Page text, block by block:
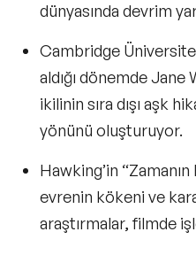
dünyasında devrim
Cambridge
aldığı dönemdeJane
ikilinin sıra dışı aşk
yönünü oluşturuyor.
Hawking’in “Zamanın
evrenin kökeni ve
araştırmalar, filmde